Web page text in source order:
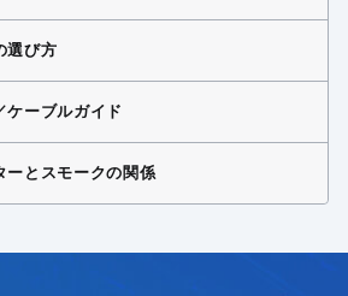
選び方
ケーブルガイド
ーとスモークの関係